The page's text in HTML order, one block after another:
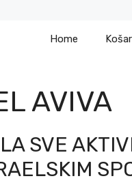
Home
AVIVA
SVE